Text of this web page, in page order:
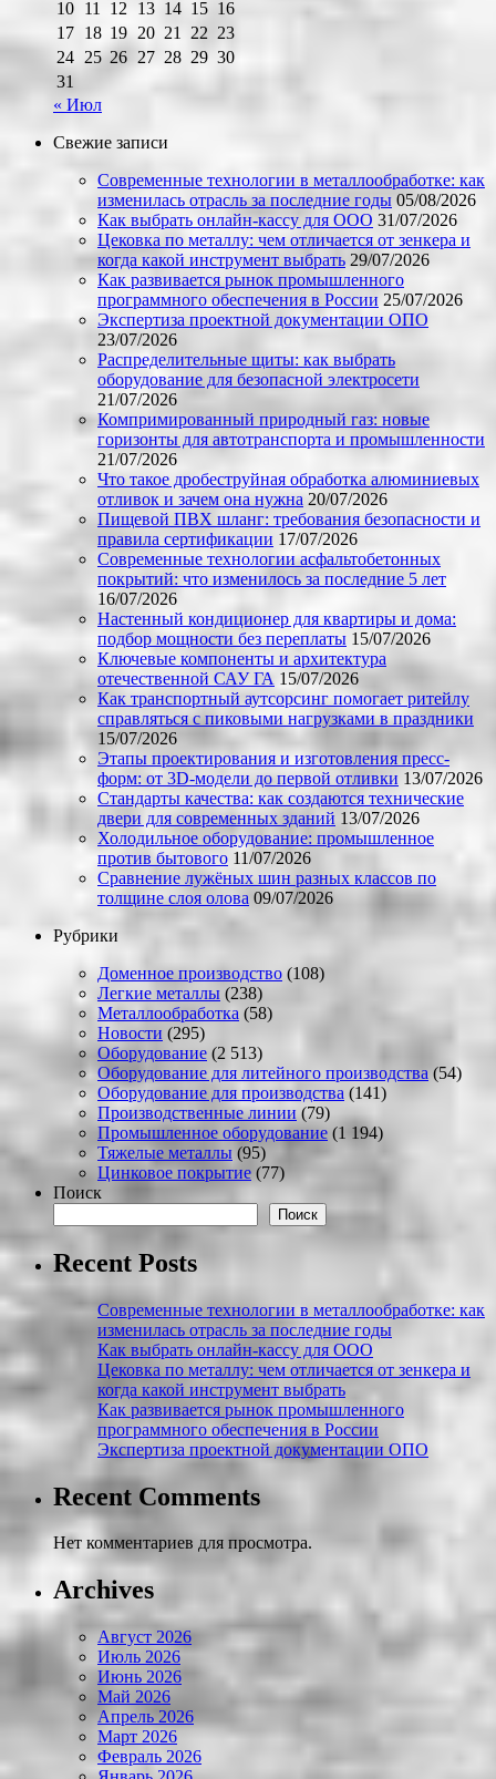
10 11 12 13 14 15 16
17 18 19 20 21 22 23
24 25 26 27 28 29 30
31
« Июл
Свежие записи
Современные технологии в металлообработке: как
изменилась отрасль за последние годы 05/08/2026
Как выбрать онлайн-кассу для ООО 31/07/2026
Цековка по металлу: чем отличается от зенкера и
когда какой инструмент выбрать 29/07/2026
Как развивается рынок промышленного
программного обеспечения в России 25/07/2026
Экспертиза проектной документации ОПО
23/07/2026
Распределительные щиты: как выбрать
оборудование для безопасной электросети
21/07/2026
Компримированный природный газ: новые
горизонты для автотранспорта и промышленности
21/07/2026
Что такое дробеструйная обработка алюминиевых
отливок и зачем она нужна 20/07/2026
Пищевой ПВХ шланг: требования безопасности и
правила сертификации 17/07/2026
Современные технологии асфальтобетонных
покрытий: что изменилось за последние 5 лет
16/07/2026
Настенный кондиционер для квартиры и дома:
подбор мощности без переплаты 15/07/2026
Ключевые компоненты и архитектура
отечественной САУ ГА 15/07/2026
Как транспортный аутсорсинг помогает ритейлу
справляться с пиковыми нагрузками в праздники
15/07/2026
Этапы проектирования и изготовления пресс-
форм: от 3D-модели до первой отливки 13/07/2026
Стандарты качества: как создаются технические
двери для современных зданий 13/07/2026
Холодильное оборудование: промышленное
против бытового 11/07/2026
Сравнение лужёных шин разных классов по
толщине слоя олова 09/07/2026
Рубрики
Доменное производство (108)
Легкие металлы (238)
Металлообработка (58)
Новости (295)
Оборудование (2 513)
Оборудование для литейного производства (54)
Оборудование для производства (141)
Производственные линии (79)
Промышленное оборудование (1 194)
Тяжелые металлы (95)
Цинковое покрытие (77)
Поиск
Поиск
Recent Posts
Современные технологии в металлообработке: как
изменилась отрасль за последние годы
Как выбрать онлайн-кассу для ООО
Цековка по металлу: чем отличается от зенкера и
когда какой инструмент выбрать
Как развивается рынок промышленного
программного обеспечения в России
Экспертиза проектной документации ОПО
Recent Comments
Нет комментариев для просмотра.
Archives
Август 2026
Июль 2026
Июнь 2026
Май 2026
Апрель 2026
Март 2026
Февраль 2026